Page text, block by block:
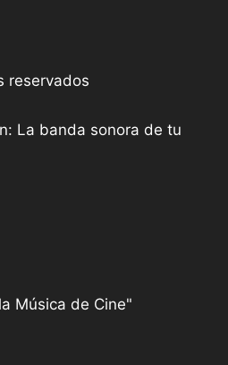
reservados
La banda sonora de tu
Música de Cine"